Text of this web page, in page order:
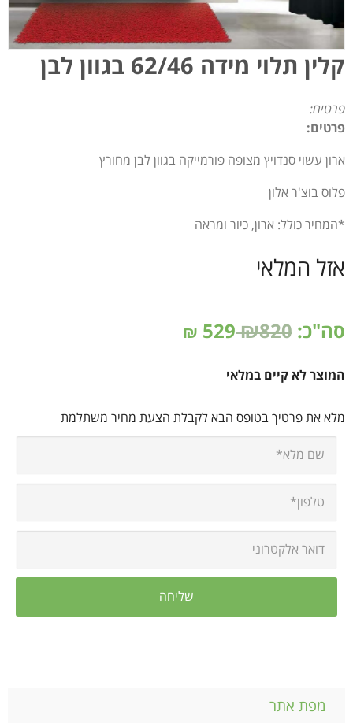
קלין תלוי מידה 62/46 בגוון לבן
פרטים:
פרטים:
ארון עשוי סנדויץ מצופה פורמייקה בגוון לבן מחורץ
פלוס בוצ'ר אלון
*המחיר כולל: ארון, כיור ומראה
אזל המלאי
סה"כ: ₪820
529
₪
המוצר לא קיים במלאי
מלא את פרטיך בטופס הבא לקבלת הצעת מחיר משתלמת
מפת אתר